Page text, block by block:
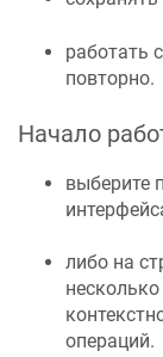
работать
повторно.
Начало
выберите
либо на
операций.